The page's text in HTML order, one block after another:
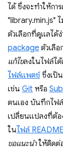
ได้ ซึ่งจะทำให้กา
"library.min.js" ไ
ตัวเลือกที่ดูแลได้ง่
package ตัวเลื
แก้ไขลงในไฟล์ไ
ไฟล์แพตช์ซึ่งเป็
เช่น Git หรือ
ตนเอง บันทึกไฟ
เปลี่ยนแปลงที่ต้อ
ในไฟล์
ขอแนะนำให้ติดต่